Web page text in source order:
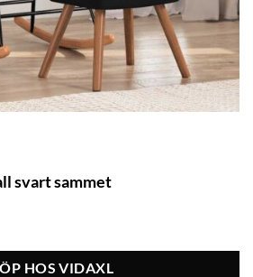
svart sammet
HOS VIDAXL